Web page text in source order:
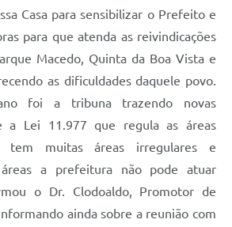
Casa para sensibilizar o Prefeito e
para que atenda as reivindicações
Macedo, Quinta da Boa Vista e
as dificuldades daquele povo.
foi a tribuna trazendo novas
a Lei 11.977 que regula as áreas
tem muitas áreas irregulares e
áreas a prefeitura não pode atuar
o Dr. Clodoaldo, Promotor de
ainda sobre a reunião com